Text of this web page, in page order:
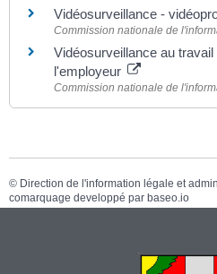
Vidéosurveillance -
Commission nationale de
Vidéosurveillance au
l'employeur
Commission nationale de
© Direction de l'information légale et
comarquage developpé par baseo.io